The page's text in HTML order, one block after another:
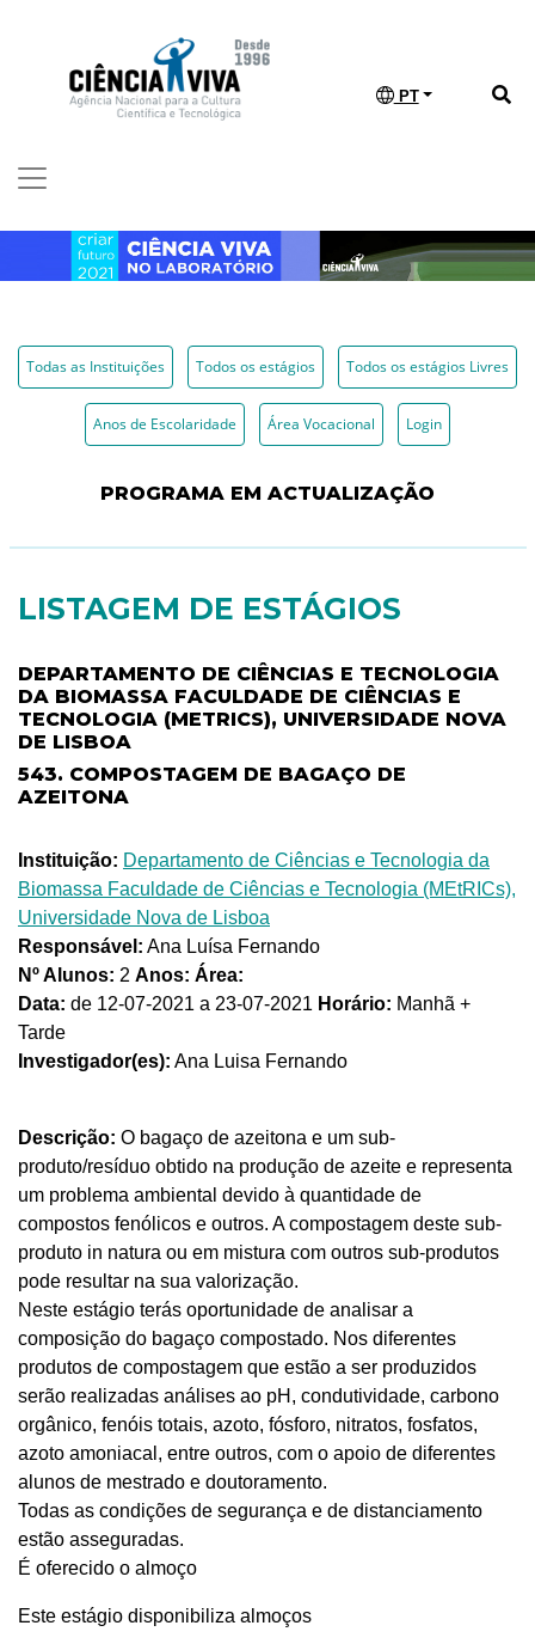
PT
Todas as Instituições Todos os estágios Todos os estágios Livres
Anos de Escolaridade Área Vocacional Login
PROGRAMA EM ACTUALIZAÇÃO
LISTAGEM DE ESTÁGIOS
DEPARTAMENTO DE CIÊNCIAS E TECNOLOGIA
DA BIOMASSA FACULDADE DE CIÊNCIAS E
TECNOLOGIA (METRICS), UNIVERSIDADE NOVA
DE LISBOA
543. COMPOSTAGEM DE BAGAÇO DE
AZEITONA
Instituição: Departamento de Ciências e Tecnologia da
Biomassa Faculdade de Ciências e Tecnologia (MEtRICs),
Universidade Nova de Lisboa
Responsável: Ana Luísa Fernando
Nº Alunos: 2 Anos: Área:
Data: de 12-07-2021 a 23-07-2021 Horário: Manhã +
Tarde
Investigador(es): Ana Luisa Fernando
Descrição: O bagaço de azeitona e um sub-
produto/resíduo obtido na produção de azeite e representa
um problema ambiental devido à quantidade de
compostos fenólicos e outros. A compostagem deste sub-
produto in natura ou em mistura com outros sub-produtos
pode resultar na sua valorização.
Neste estágio terás oportunidade de analisar a
composição do bagaço compostado. Nos diferentes
produtos de compostagem que estão a ser produzidos
serão realizadas análises ao pH, condutividade, carbono
orgânico, fenóis totais, azoto, fósforo, nitratos, fosfatos,
azoto amoniacal, entre outros, com o apoio de diferentes
alunos de mestrado e doutoramento.
Todas as condições de segurança e de distanciamento
estão asseguradas.
É oferecido o almoço
Este estágio disponibiliza almoços